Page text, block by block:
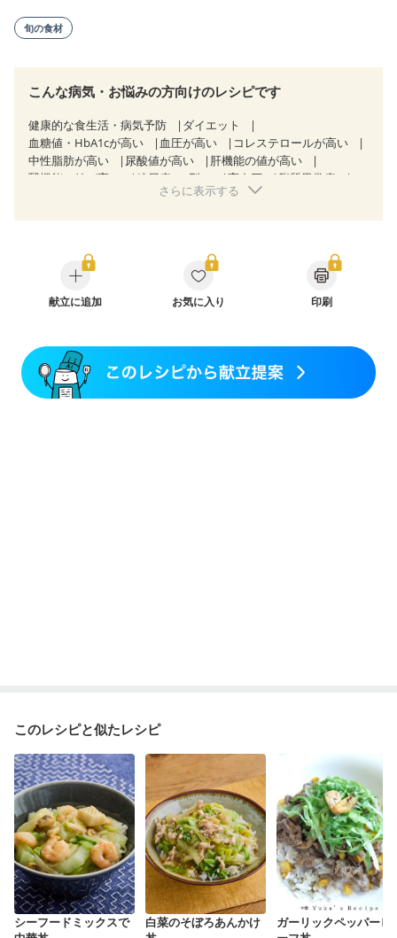
旬の食材
こんな病気・お悩みの方向けのレシピです
健康的な食生活・病気予防
ダイエット
血糖値・HbA1cが高い
血圧が高い
コレステロールが高い
中性脂肪が高い
尿酸値が高い
肝機能の値が高い
腎機能の値が高い
糖尿病（2型） 高血圧
脂質異常症
狭心症 心筋梗塞
糖尿病性腎症（第１期）
糖尿病性腎症（第２期）
糖尿病性腎症（第３期）
CKD（ステージ１）
CKD（ステージ２）
CKD（ステージ３a）
乳がん治療を終えた方・経過観察中の方など
妊婦健診・体重増加が気になる（初期）
妊婦健診・血圧が気になる（初期）
さらに表示する
献立に追加 お気に入り 印刷
このレシピと似たレシピ
シーフードミックスで
白菜のそぼろあんかけ
ガーリックペッパービ